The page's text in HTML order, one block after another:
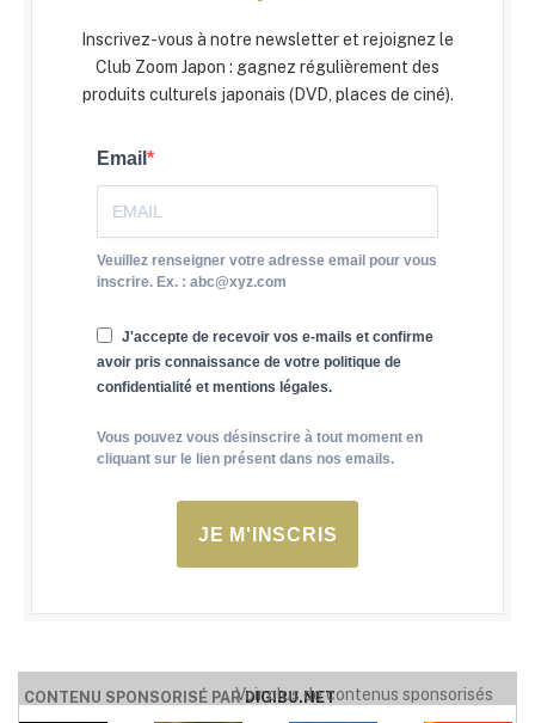
Inscrivez-vous à notre newsletter et rejoignez le
Club Zoom Japon : gagnez régulièrement des
produits culturels japonais (DVD, places de ciné).
Email
Veuillez renseigner votre adresse email pour vous
inscrire. Ex. : abc@xyz.com
J'accepte de recevoir vos e-mails et confirme
avoir pris connaissance de votre politique de
confidentialité et mentions légales.
Vous pouvez vous désinscrire à tout moment en
cliquant sur le lien présent dans nos emails.
JE M'INSCRIS
CONTENU SPONSORISÉ PARDIGIBU.NET
Voir plus de contenus sponsorisés